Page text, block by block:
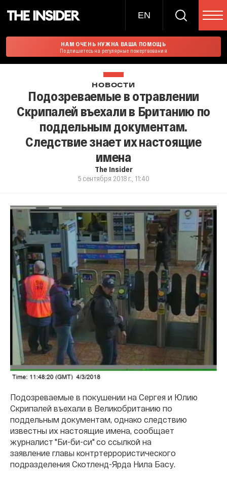
EN
НАМ ОЧЕНЬ НУЖНА ВАША ПОМОЩЬ
Подпишитесь на регулярные пожертвования
НОВОСТИ
Подозреваемые в отравлении
Скрипалей въехали в Британию по
поддельным документам.
Следствие знает их настоящие
имена
The Insider
5 сентября 2018 г., 11:40
Подозреваемые в покушении на Сергея и Юлию
Скрипалей въехали в Великобританию по
поддельным документам, однако следствию
известны их настоящие имена, сообщает
журналист "Би-би-си" со ссылкой на
заявление главы контртеррористического
подразделения Скотленд-Ярда Нила Басу.